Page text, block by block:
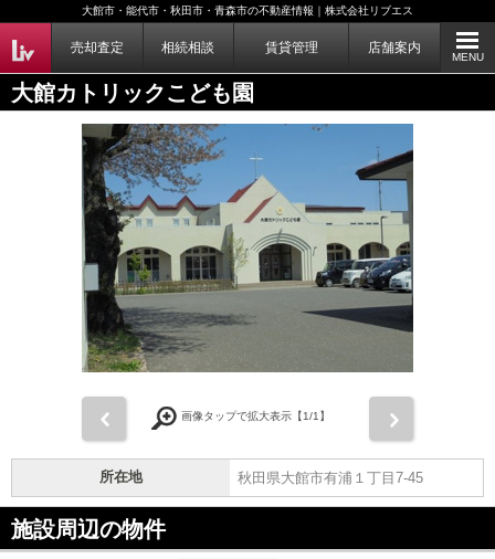
大館市・能代市・秋田市・青森市の不動産情報｜株式会社リブエス
売却査定 相続相談 賃貸管理 店舗案内
MENU
大館カトリックこども園
画像タップで拡大表示【1/1】
所在地 秋田県大館市有浦１丁目7-45
施設周辺の物件